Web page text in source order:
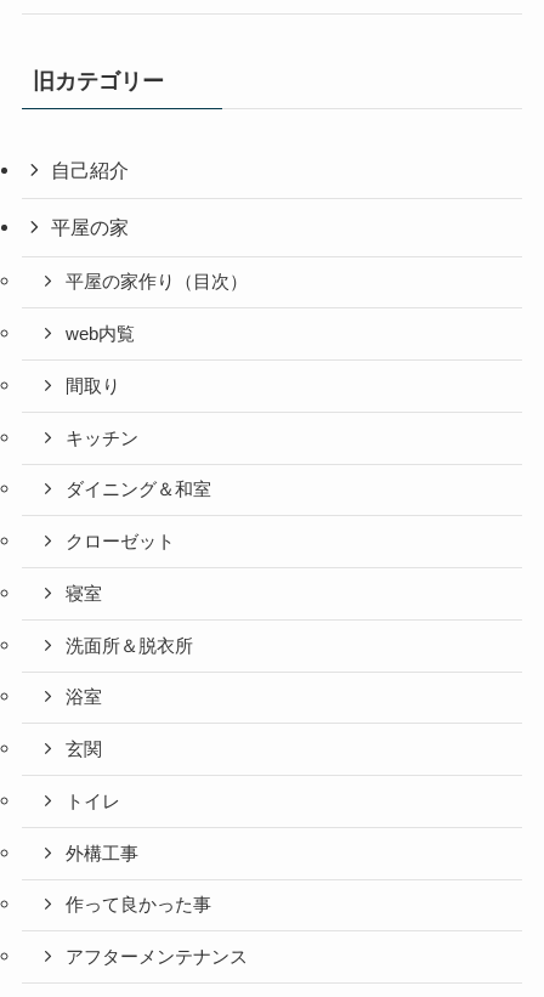
旧カテゴリー
自己紹介
平屋の家
平屋の家作り（目次）
web内覧
間取り
キッチン
ダイニング＆和室
クローゼット
寝室
洗面所＆脱衣所
浴室
玄関
トイレ
外構工事
作って良かった事
アフターメンテナンス